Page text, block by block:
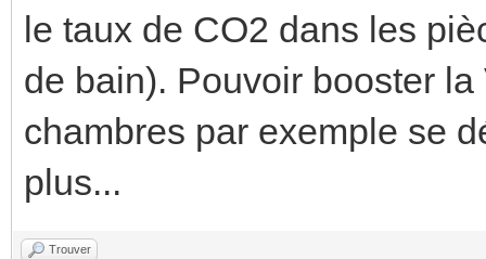
le taux de CO2 dans les
de bain). Pouvoir booster
chambres par exemple se
plus...
Trouver